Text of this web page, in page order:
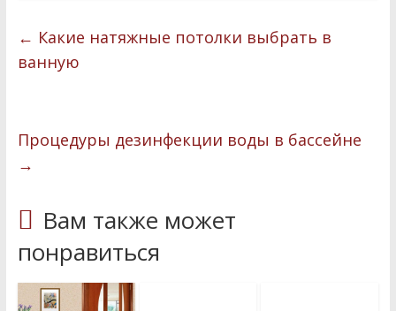
b er р
т
← Какие натяжные потолки выбрать в
ванную
Процедуры дезинфекции воды в бассейне
→
Вам также может
понравиться